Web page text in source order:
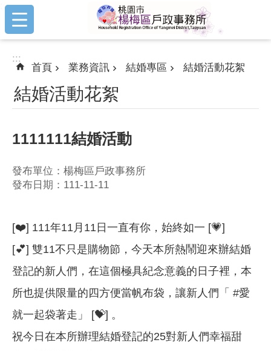
跳到主要內容區塊
:::
:::
首頁 業務資訊 結婚專區 結婚活動花絮
結婚活動花絮
1111111結婚活動
發布單位：楊梅區戶政事務所
發布日期：111-11-11
[❤️] 111年11月11日一直有你，始終如一 [💗]
[💕] 雙11不只是購物節，今天本所熱鬧迎來辦結婚
登記的新人們，在這個極具紀念意義的日子裡，本
所也提供限量的四方便當帆布袋，讓新人們「 #愛
就一起袋著走」 [💝] 。
祝今日在本所辦理結婚登記的25對新人們幸福甜